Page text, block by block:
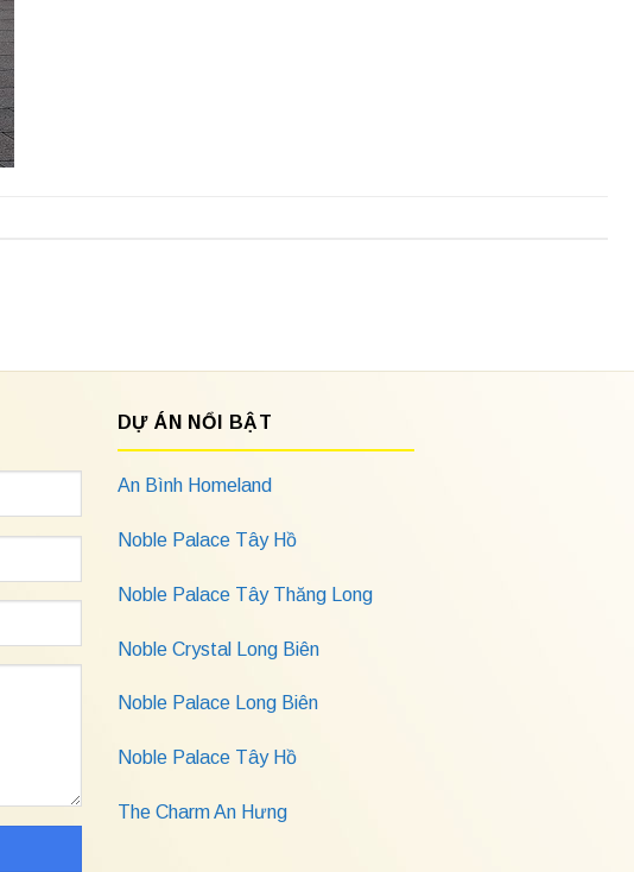
DỰ ÁN NỔI BẬT
An Bình Homeland
Noble Palace Tây Hồ
Noble Palace Tây Thăng Long
Noble Crystal Long Biên
Noble Palace Long Biên
Noble Palace Tây Hồ
The Charm An Hưng